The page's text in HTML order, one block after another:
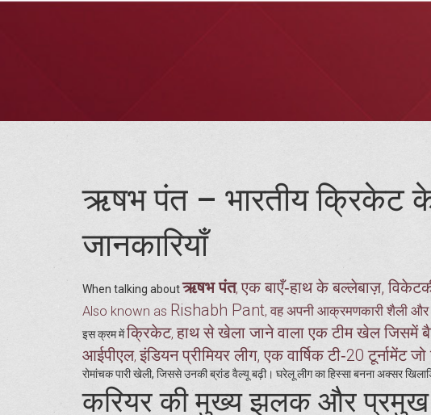
ऋषभ पंत – भारतीय क्रिकेट
जानकारियाँ
When talking aboutऋषभ पंत,एक बाएँ‑हाथ के बल्लेबाज़,
Also known as Rishabh Pant, वह अपनी आक्रमणकारी शैली और
इस क्रम मेंक्रिकेट,हाथ से खेला जाने वाला एक टीम खेल जिसमें
आईपीएल,इंडियन प्रीमियर लीग, एक वार्षिक टी‑20
रोमांचक पारी खेली, जिससे उनकी ब्रांड वैल्यू बढ़ी। घरेलू लीग का हिस्सा बनना अक्सर
करियर की मुख्य झलक और